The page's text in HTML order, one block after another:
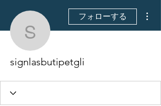
signlasbutipetgli
フォローする
signlasbutipetgli